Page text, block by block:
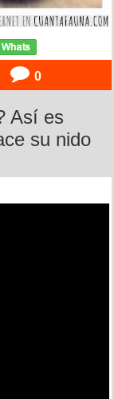
0
Así es
su nido